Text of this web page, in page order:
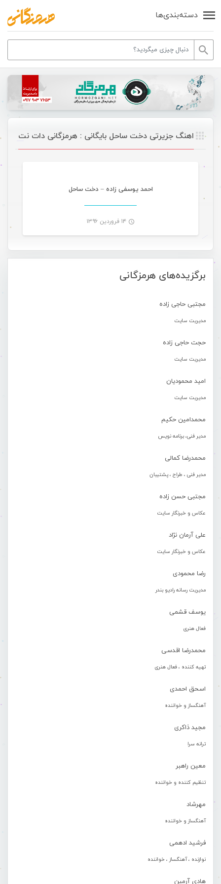
دسته‌بندی‌ها
برگزیده‌های هرمزگانی
مجتبی حاجی زاده
مدیریت سایت
حجت حاجی زاده
مدیریت سایت
امید محمودیان
مدیریت سایت
محمدامین حکیم
مدیر فنی، برنامه نویس
محمدرضا کمالی
مدیر فنی ، طراح ، پشتیبان
مجتبی حسن زاده
عکاس و خبرنگار سایت
علی آرمان نژاد
عکاس و خبرنگار سایت
رضا محمودی
مدیریت رسانه رادیو بندر
یوسف قشمی
فعال هنری
محمدرضا اقدسی
تهیه کننده ، فعال هنری
اسحق احمدی
آهنگساز و خواننده
مجید ذاکری
ترانه سرا
معین راهبر
تنظیم کننده و خواننده
مهرشاد
آهنگساز و خواننده
فرشید ادهمی
نوازنده ، آهنگساز ، خواننده
هادی آرمین
اهنگ جزیرتی دخت ساحل بایگانی : هرمزگانی دات نت
احمد یوسفی زاده – دخت ساحل
۱۴ فروردین ۱۳۹۶